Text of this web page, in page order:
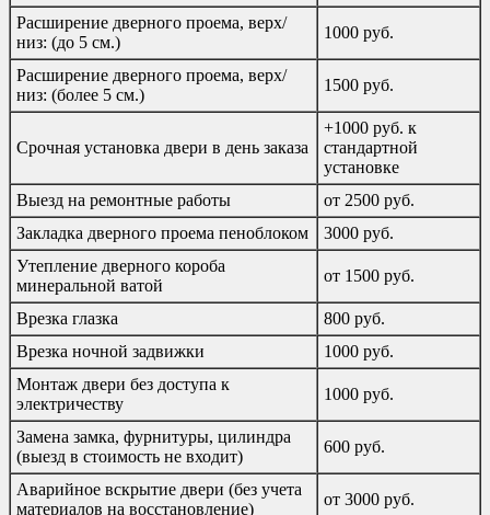
Расширение дверного проема, верх/
низ: (до 5 см.)
1000 руб.
Расширение дверного проема, верх/
низ: (более 5 см.)
1500 руб.
Срочная установка двери в день заказа
+1000 руб. к
стандартной
установке
Выезд на ремонтные работы
от 2500 руб.
Закладка дверного проема пеноблоком
3000 руб.
Утепление дверного короба
минеральной ватой
от 1500 руб.
Врезка глазка
800 руб.
Врезка ночной задвижки
1000 руб.
Монтаж двери без доступа к
электричеству
1000 руб.
Замена замка, фурнитуры, цилиндра
(выезд в стоимость не входит)
600 руб.
Аварийное вскрытие двери (без учета
материалов на восстановление)
от 3000 руб.